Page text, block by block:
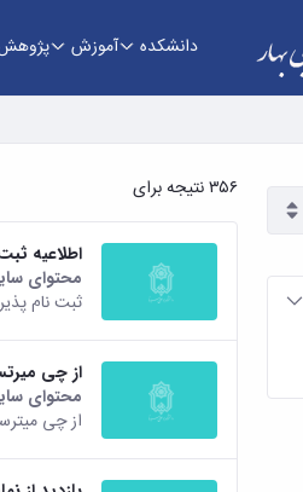
دانشکده آموزش
۳۵۶ نتیجه برای
اطلاعیه
محتوای
ثبت نام
از چی
محتوای
از چی